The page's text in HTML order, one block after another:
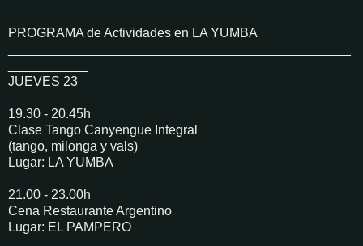
PROGRAMA de Actividades en LA YUMBA
JUEVES 23
19.30 - 20.45h
Clase Tango Canyengue Integral
(tango, milonga y vals)
Lugar: LA YUMBA
21.00 - 23.00h
Cena Restaurante Argentino
Lugar: EL PAMPERO